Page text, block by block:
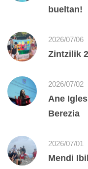
bueltan!
2026/07/06
Zintzilik
2026/07/02
Ane
Berezia
2026/07/01
Mendi